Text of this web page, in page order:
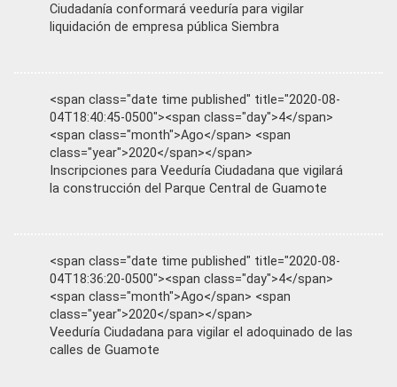
Ciudadanía conformará veeduría para vigilar
liquidación de empresa pública Siembra
<span class="date time published" title="2020-08-
04T18:40:45-0500"><span class="day">4</span>
<span class="month">Ago</span> <span
class="year">2020</span></span>
Inscripciones para Veeduría Ciudadana que vigilará
la construcción del Parque Central de Guamote
<span class="date time published" title="2020-08-
04T18:36:20-0500"><span class="day">4</span>
<span class="month">Ago</span> <span
class="year">2020</span></span>
Veeduría Ciudadana para vigilar el adoquinado de las
calles de Guamote